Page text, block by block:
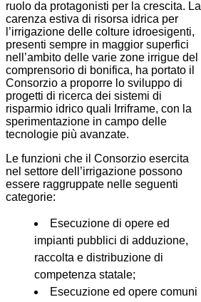
ruolo da protagonisti per la crescita. La
carenza estiva di risorsa idrica per
l’irrigazione delle colture idroesigenti,
presenti sempre in maggior superfici
nell’ambito delle varie zone irrigue del
comprensorio di bonifica, ha portato il
Consorzio a proporre lo sviluppo di
progetti di ricerca dei sistemi di
risparmio idrico quali Irriframe, con la
sperimentazione in campo delle
tecnologie più avanzate.
Le funzioni che il Consorzio esercita
nel settore dell’irrigazione possono
essere raggruppate nelle seguenti
categorie:
Esecuzione di opere ed
impianti pubblici di adduzione,
raccolta e distribuzione di
competenza statale;
Esecuzione ed opere comuni